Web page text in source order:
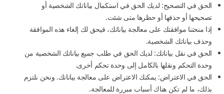
الحق في التصحيح: لديك الحق في استكمال بياناتك الشخصية أو
تصحيحها أو حذفها أو حظرها متى شئت.
إذا منحتنا موافقتك على معالجة بياناتك، فيحق لك إلغاء هذه الموافقة
وحذف بياناتك الشخصية.
الحق في نقل بياناتك: لديك الحق في طلب جميع بياناتك الشخصية من
وحدة التحكم ونقلها بالكامل إلى وحدة تحكم أخرى.
الحق في الاعتراض: يمكنك الاعتراض على معالجة بياناتك. ونحن نلتزم
بذلك، ما لم تكن هناك أسباب مبررة للمعالجة.